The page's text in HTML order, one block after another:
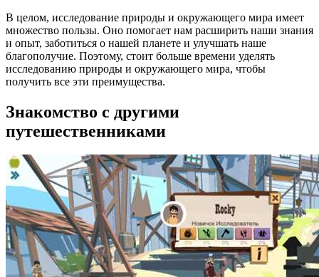
В целом, исследование природы и окружающего мира имеет
множество пользы. Оно помогает нам расширить наши знания
и опыт, заботиться о нашей планете и улучшать наше
благополучие. Поэтому, стоит больше времени уделять
исследованию природы и окружающего мира, чтобы
получить все эти преимущества.
Знакомство с другими
путешественниками